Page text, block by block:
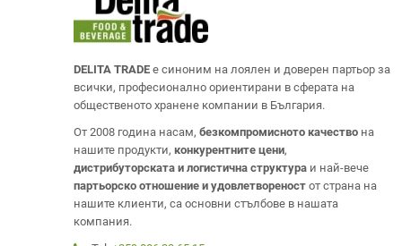
DELITA TRADE е синоним на лоялен и доверен партьор за
всички, професионално ориентирани в сферата на
общественото хранене компании в България.
От 2008 година насам, безкомпромисното качество на
нашите продукти, конкурентните цени,
дистрибуторската и логистична структура и най-вече
партьорско отношение и удовлетвореност от страна на
нашите клиенти, са основни стълбове в нашата
компания.